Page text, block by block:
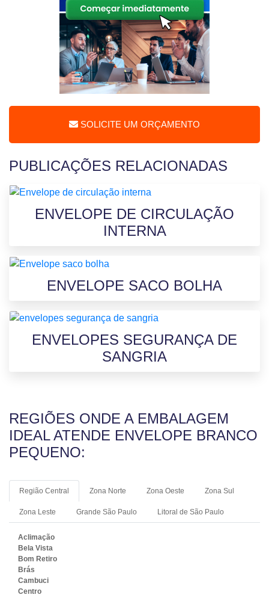
SOLICITE UM ORÇAMENTO
PUBLICAÇÕES RELACIONADAS
ENVELOPE DE CIRCULAÇÃO
INTERNA
ENVELOPE SACO BOLHA
ENVELOPES SEGURANÇA DE
SANGRIA
REGIÕES ONDE A EMBALAGEM
IDEAL ATENDE ENVELOPE BRANCO
PEQUENO:
Região Central Zona Norte Zona Oeste Zona Sul
Zona Leste Grande São Paulo Litoral de São Paulo
Aclimação
Bela Vista
Bom Retiro
Brás
Cambuci
Centro